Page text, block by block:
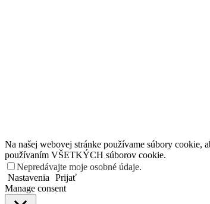
Na našej webovej stránke používame súbory cookie,
používaním VŠETKÝCH súborov cookie.
Nepredávajte moje osobné údaje.
Nastavenia
Prijať
Manage consent